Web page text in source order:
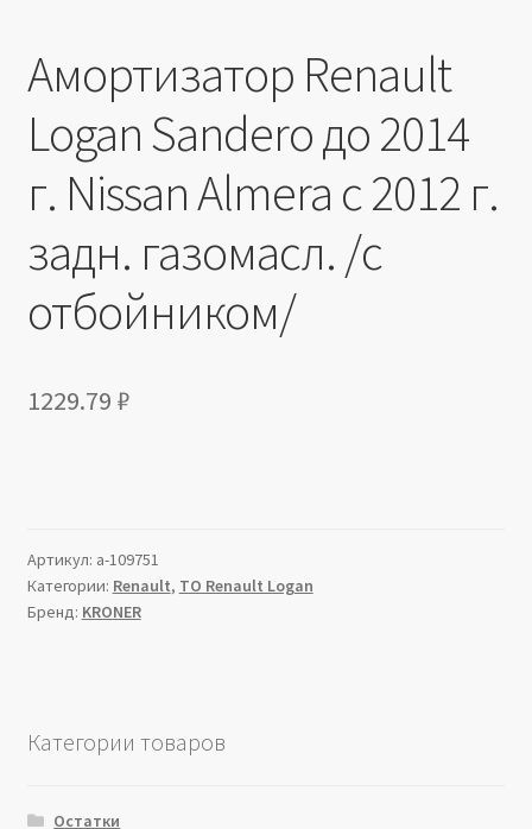
Амортизатор Renault
Logan Sandero до 2014
г. Nissan Almera с 2012 г.
задн. газомасл. /с
отбойником/
1229.79 ₽
Артикул: a-109751
Категории: Renault, ТО Renault Logan
Бренд: KRONER
Категории товаров
Остатки